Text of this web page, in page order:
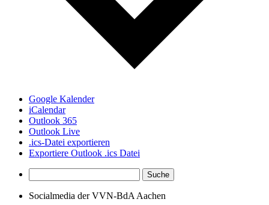
Google Kalender
iCalendar
Outlook 365
Outlook Live
.ics-Datei exportieren
Exportiere Outlook .ics Datei
Socialmedia der VVN-BdA Aachen